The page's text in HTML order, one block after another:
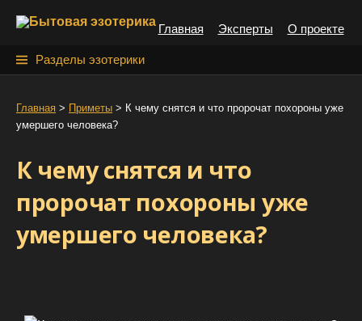
Главная Эксперты О проекте
Разделы эзотерики
й
Главная > Приметы > К чему снятся и что пророчат похороны уже
умершего человека?
К чему снятся и что
пророчат похороны уже
умершего человека?